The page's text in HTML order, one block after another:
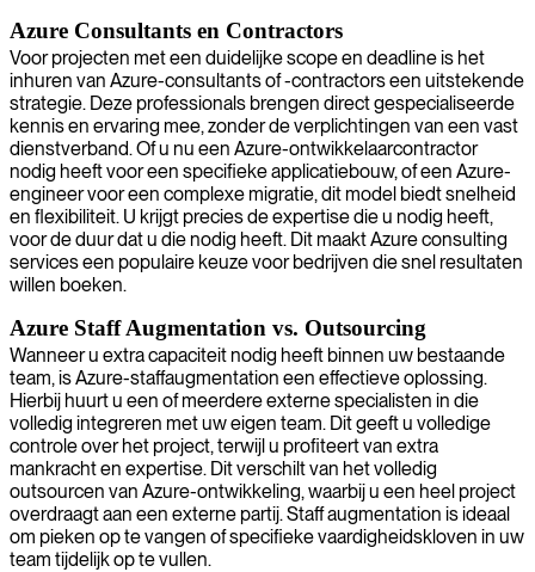
Azure Consultants en Contractors
Voor projecten met een duidelijke scope en deadline is het
inhuren van Azure-consultants of -contractors een uitstekende
strategie. Deze professionals brengen direct gespecialiseerde
kennis en ervaring mee, zonder de verplichtingen van een vast
dienstverband. Of u nu een Azure-ontwikkelaarcontractor
nodig heeft voor een specifieke applicatiebouw, of een Azure-
engineer voor een complexe migratie, dit model biedt snelheid
en flexibiliteit. U krijgt precies de expertise die u nodig heeft,
voor de duur dat u die nodig heeft. Dit maakt Azure consulting
services een populaire keuze voor bedrijven die snel resultaten
willen boeken.
Azure Staff Augmentation vs. Outsourcing
Wanneer u extra capaciteit nodig heeft binnen uw bestaande
team, is Azure-staffaugmentation een effectieve oplossing.
Hierbij huurt u een of meerdere externe specialisten in die
volledig integreren met uw eigen team. Dit geeft u volledige
controle over het project, terwijl u profiteert van extra
mankracht en expertise. Dit verschilt van het volledig
outsourcen van Azure-ontwikkeling, waarbij u een heel project
overdraagt aan een externe partij. Staff augmentation is ideaal
om pieken op te vangen of specifieke vaardigheidskloven in uw
team tijdelijk op te vullen.